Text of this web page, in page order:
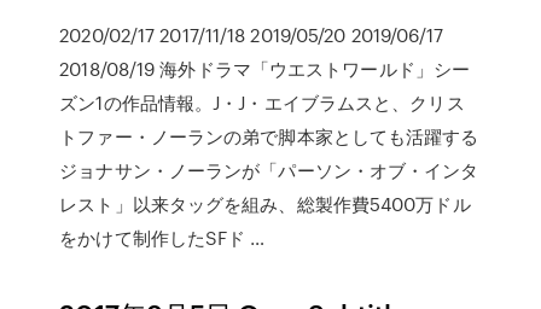
2020/02/17 2017/11/18 2019/05/20 2019/06/17
2018/08/19 海外ドラマ「ウエストワールド」シー
ズン1の作品情報。J・J・エイブラムスと、クリス
トファー・ノーランの弟で脚本家としても活躍する
ジョナサン・ノーランが「パーソン・オブ・インタ
レスト」以来タッグを組み、総製作費5400万ドル
をかけて制作したSFド …